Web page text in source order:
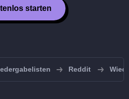
starten
Reddit